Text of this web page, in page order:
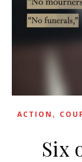
ACTION ,
Six